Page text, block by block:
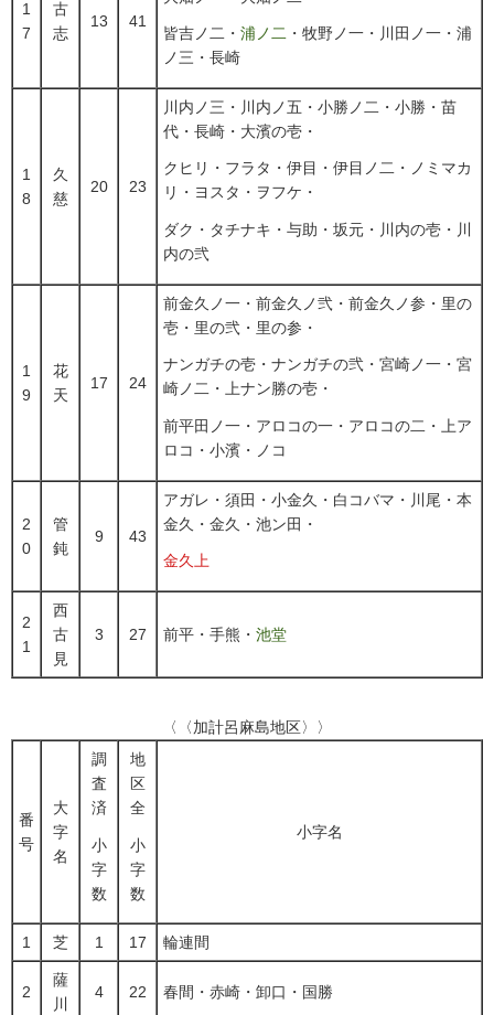
1
7
古
志
13 41
皆吉ノ二・ 浦ノ二 ・牧野ノ一・川田ノ一・浦
ノ三・長崎
1
8
久
慈
20 23
川内ノ三・川内ノ五・小勝ノ二・小勝・苗
代・長崎・大濱の壱・
クヒリ・フラタ・伊目・伊目ノ二・ノミマカ
リ・ヨスタ・ヲフケ・
ダク・タチナキ・与助・坂元・川内の壱・川
内の弐
1
9
花
天
17 24
前金久ノ一・前金久ノ弐・前金久ノ参・里の
壱・里の弐・里の参・
ナンガチの壱・ナンガチの弐・宮崎ノ一・宮
崎ノ二・上ナン勝の壱・
前平田ノ一・アロコの一・アロコの二・上ア
ロコ・小濱・ノコ
2
0
管
鈍
9 43
アガレ・須田・小金久・白コバマ・川尾・本
金久・金久・池ン田・
金久上
2
1
西
古
見
3 27 前平・手熊・ 池堂
〈〈加計呂麻島地区〉〉
番
号
大
字
名
調
査
済
小
字
数
地
区
全
小
字
数
小字名
1 芝 1 17 輪連間
2
薩
川
4 22 春間・赤崎・卸口・国勝